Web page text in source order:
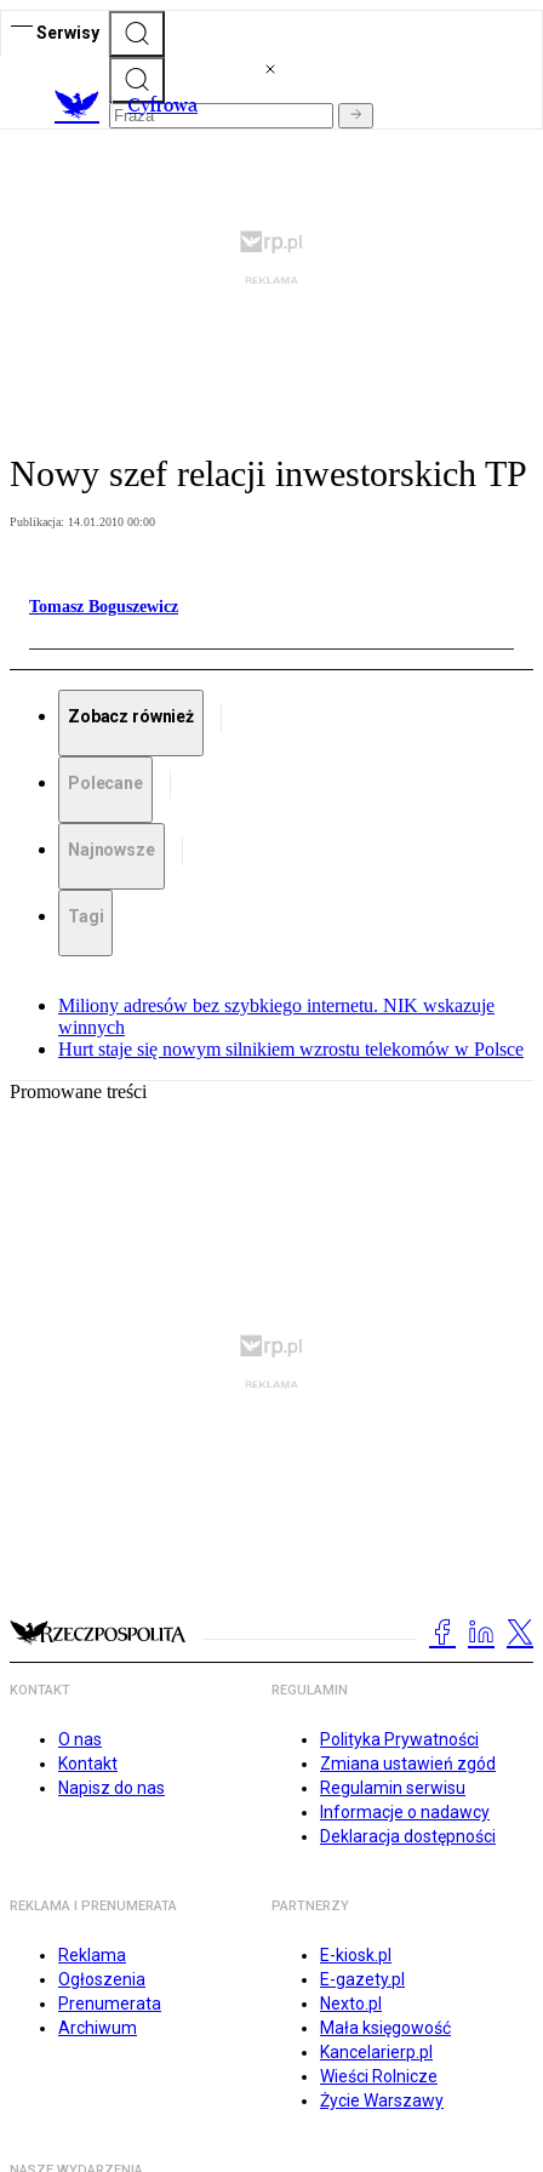
Serwisy
Cyfrowa
Nowy szef relacji inwestorskich TP
Publikacja: 14.01.2010 00:00
Tomasz Boguszewicz
Zobacz również
Polecane
Najnowsze
Tagi
Miliony adresów bez szybkiego internetu. NIK wskazuje
winnych
Hurt staje się nowym silnikiem wzrostu telekomów w Polsce
Promowane treści
KONTAKT
O nas
Kontakt
Napisz do nas
REGULAMIN
Polityka Prywatności
Zmiana ustawień zgód
Regulamin serwisu
Informacje o nadawcy
Deklaracja dostępności
REKLAMA I PRENUMERATA
Reklama
Ogłoszenia
Prenumerata
Archiwum
PARTNERZY
E-kiosk.pl
E-gazety.pl
Nexto.pl
Mała księgowość
Kancelarierp.pl
Wieści Rolnicze
Życie Warszawy